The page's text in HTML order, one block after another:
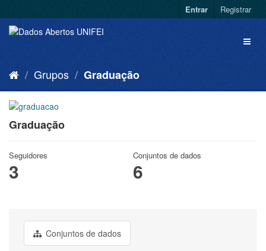
Entrar Registrar
Grupos Graduação
Graduação
Seguidores
3
Conjuntos de dados
6
Conjuntos de dados